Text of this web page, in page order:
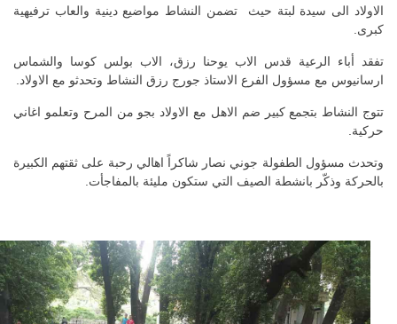
الاولاد الى سيدة لبتة حيث تضمن النشاط مواضيع دينية والعاب ترفيهية
كبرى.
تفقد أباء الرعية قدس الاب يوحنا رزق، الاب بولس كوسا والشماس
ارسانيوس مع مسؤول الفرع الاستاذ جورج رزق النشاط وتحدثو مع الاولاد.
تتوج النشاط بتجمع كبير ضم الاهل مع الاولاد بجو من المرح وتعلمو اغاني
حركية.
وتحدث مسؤول الطفولة جوني نصار شاكراً اهالي رحبة على ثقتهم الكبيرة
بالحركة وذكّر بانشطة الصيف التي ستكون مليئة بالمفاجأت.